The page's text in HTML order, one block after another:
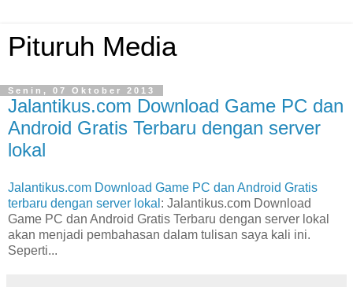
Pituruh Media
Senin, 07 Oktober 2013
Jalantikus.com Download Game PC dan
Android Gratis Terbaru dengan server
lokal
Jalantikus.com Download Game PC dan Android Gratis
terbaru dengan server lokal : Jalantikus.com Download
Game PC dan Android Gratis Terbaru dengan server lokal
akan menjadi pembahasan dalam tulisan saya kali ini.
Seperti...